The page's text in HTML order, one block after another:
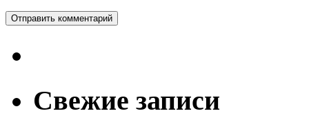
Свежие записи